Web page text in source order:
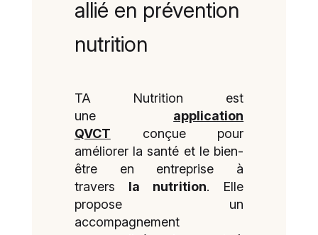
allié en prévention
nutrition
TA Nutrition est
une
application
QVCT
conçue pour
améliorer la santé et le bien-
être en entreprise à
travers
la nutrition. Elle
propose un
accompagnement